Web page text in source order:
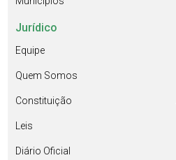
Jurídico
Equipe
Quem Somos
Constituição
Leis
Diário Oficial